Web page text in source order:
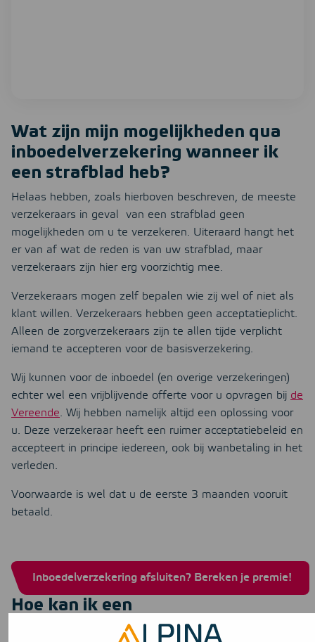
Wat zijn mijn mogelijkheden qua
inboedelverzekering wanneer ik
een strafblad heb?
Helaas hebben, zoals hierboven beschreven, de meeste
verzekeraars in geval van een strafblad geen
mogelijkheden om u te verzekeren. Uiteraard hangt het
er van af wat de reden is van uw strafblad, maar
verzekeraars zijn hier erg voorzichtig mee.
Verzekeraars mogen zelf bepalen wie zij wel of niet als
klant willen. Verzekeraars hebben geen acceptatieplicht.
Alleen de zorgverzekeraars zijn te allen tijde verplicht
iemand te accepteren voor de basisverzekering.
Wij kunnen voor de inboedel (en overige verzekeringen)
echter wel een vrijblijvende offerte voor u opvragen bij de
Vereende. Wij hebben namelijk altijd een oplossing voor
u. Deze verzekeraar heeft een ruimer acceptatiebeleid en
accepteert in principe iedereen, ook bij wanbetaling in het
verleden.
Voorwaarde is wel dat u de eerste 3 maanden vooruit
betaald.
Inboedelverzekering afsluiten? Bereken je premie!
Hoe kan ik een
inboedelverzekering afsluiten met